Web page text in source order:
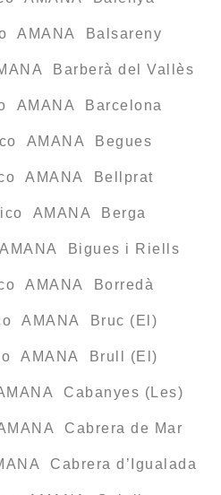
AMANA Balsareny
Barberà del Vallès
AMANA Barcelona
AMANA Begues
AMANA Bellprat
AMANA Berga
Bigues i Riells
AMANA Borredà
AMANA Bruc (El)
AMANA Brull (El)
Cabanyes (Les)
Cabrera de Mar
Cabrera d’Igualada